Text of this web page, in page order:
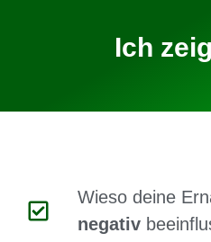
Ich
Wieso deine
negativ